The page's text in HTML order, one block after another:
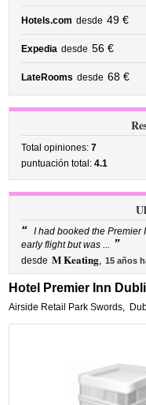
Hotels.com desde 49 €
Expedia desde 56 €
LateRooms desde 68 €
Total opiniones:7
puntuación total:4.1
“ I had booked the Premier
early flight but was ... ”
desde M Keating, 15 años
Hotel Premier Inn
Airside Retail Park Swords,